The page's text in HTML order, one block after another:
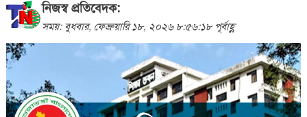
নিজস্ব প্রতিবেদক:
সময়: বুধবার, ফেব্রুয়ারি ১৮, ২০২৬ ৮:৫৬:১৮ পূর্বাহ্ণ